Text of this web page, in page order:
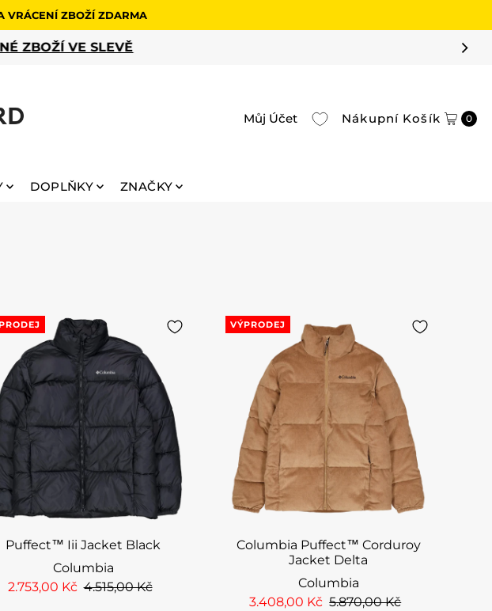
VRÁCENÍ ZBOŽÍ ZDARMA
VE SLEVĚ
Můj Účet Nákupní Košík 0
DOPLŇKY ZNAČKY
Puffect™ Iii Jacket Black
Columbia
2.753,00 Kč 4.515,00 Kč
VÝPRODEJ
Columbia Puffect™ Corduroy
Jacket Delta
Columbia
3.408,00 Kč 5.870,00 Kč